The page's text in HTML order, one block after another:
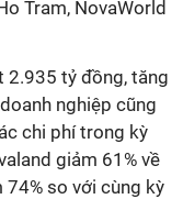
Tram, NovaWorld
2.935 tỷ đồng, tăng
nghiệp cũng
chi phí trong kỳ
giảm 61% về
so với cùng kỳ